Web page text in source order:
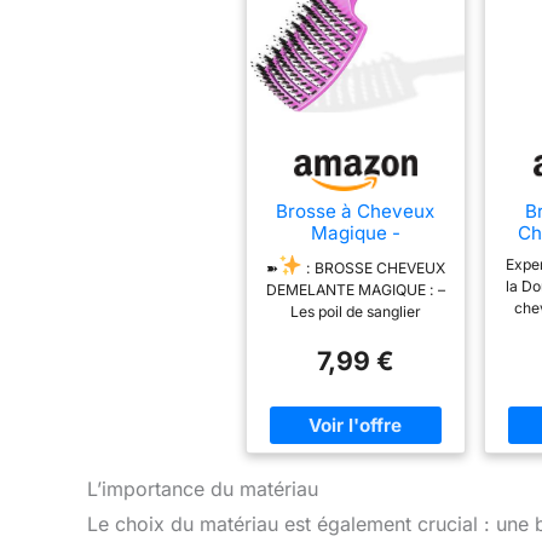
Brosse à Cheveux
Magique -
Instantanée - Poils
de Sanglier & Nylon
- Anti-Casse & Anti-
Cheveux Bouclés,
- Hommes, Femmes,
Enfants
➽
: BROSSE CHEVEUX
DEMELANTE MAGIQUE : –
Les poil de sanglier
nylon permettent grâce à
leur teneur en kératine de
C’est magique les
cheveux sont nourris,
brillants et moins cassant
et cela permet d’Evité
pointes sèches et donc
7,99 €
la
L’importance du matériau
Le choix du matériau est également crucial :